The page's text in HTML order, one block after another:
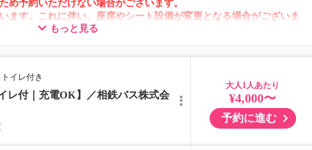
め予約いただけない場合がございます。
ます。これに伴い、座席やシート設備が変更となる場合がございま
もっと見る
トイレ付き
レ付｜充電OK】／相鉄バス株式会
大人
¥4,000〜
予約に進む